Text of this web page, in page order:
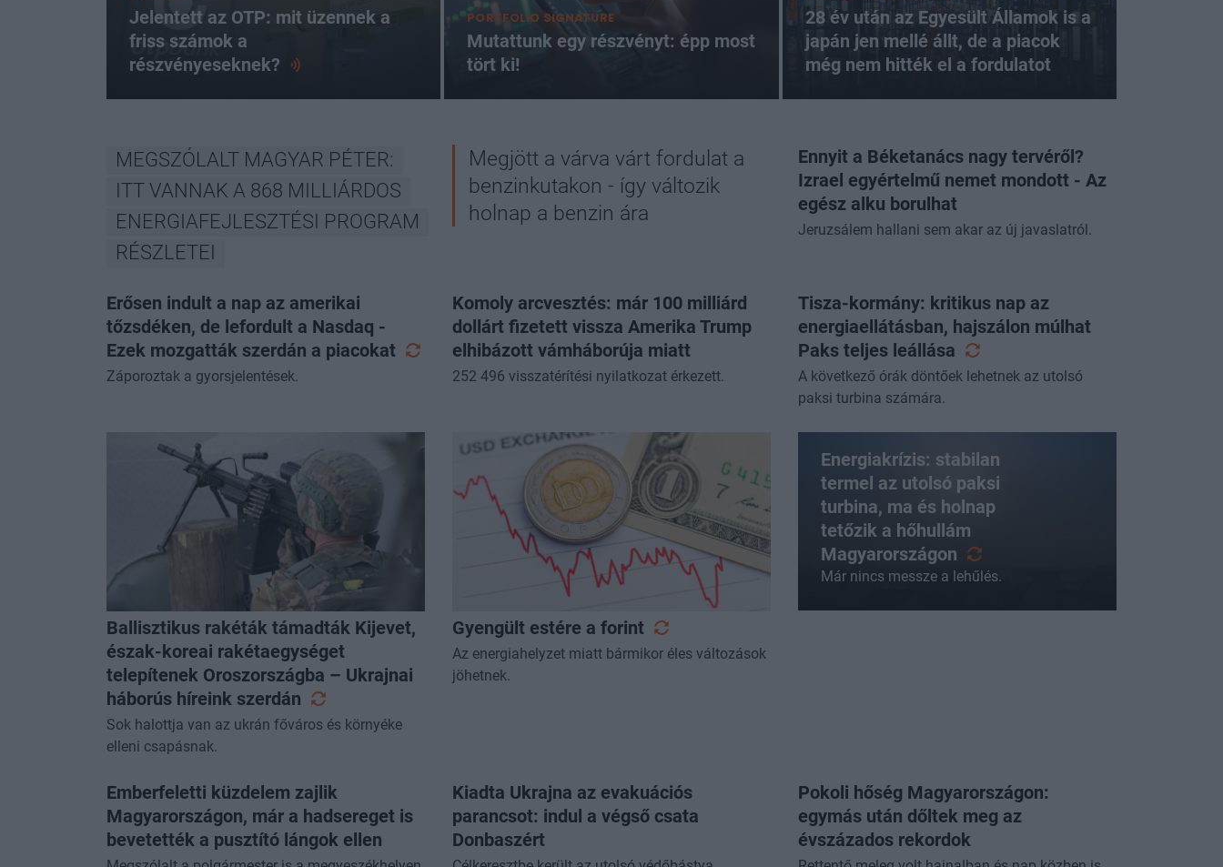
Jelentett az OTP: mit üzennek a
friss számok a
részvényeseknek?
PORTFOLIO SIGNATURE
Mutattunk egy részvényt: épp most
tört ki!
28 év után az Egyesült Államok is a
japán jen mellé állt, de a piacok
még nem hitték el a fordulatot
MEGSZÓLALT MAGYAR PÉTER:
ITT VANNAK A 868 MILLIÁRDOS
ENERGIAFEJLESZTÉSI PROGRAM
RÉSZLETEI
Megjött a várva várt fordulat a
benzinkutakon - így változik
holnap a benzin ára
Ennyit a Béketanács nagy tervéről?
Izrael egyértelmű nemet mondott - Az
egész alku borulhat
Jeruzsálem hallani sem akar az új javaslatról.
Erősen indult a nap az amerikai
tőzsdéken, de lefordult a Nasdaq -
Ezek mozgatták szerdán a piacokat
Záporoztak a gyorsjelentések.
Komoly arcvesztés: már 100 milliárd
dollárt fizetett vissza Amerika Trump
elhibázott vámháborúja miatt
252 496 visszatérítési nyilatkozat érkezett.
Tisza-kormány: kritikus nap az
energiaellátásban, hajszálon múlhat
Paks teljes leállása
A következő órák döntőek lehetnek az utolsó
paksi turbina számára.
Ballisztikus rakéták támadták Kijevet,
észak-koreai rakétaegységet
telepítenek Oroszországba – Ukrajnai
háborús híreink szerdán
Sok halottja van az ukrán főváros és környéke
elleni csapásnak.
Gyengült estére a forint
Az energiahelyzet miatt bármikor éles változások
jöhetnek.
Energiakrízis: stabilan
termel az utolsó paksi
turbina, ma és holnap
tetőzik a hőhullám
Magyarországon
Már nincs messze a lehűlés.
Emberfeletti küzdelem zajlik
Magyarországon, már a hadsereget is
bevetették a pusztító lángok ellen
Kiadta Ukrajna az evakuációs
parancsot: indul a végső csata
Donbaszért
Pokoli hőség Magyarországon:
egymás után dőltek meg az
évszázados rekordok